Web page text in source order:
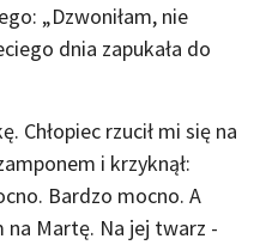
„Dzwoniłam, nie
dnia zapukała do
Chłopiec rzucił mi się na
i krzyknął:
Bardzo mocno. A
na Martę. Na jej twarz -